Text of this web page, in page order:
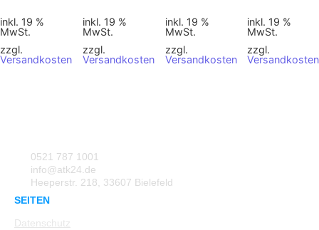
inkl. 19 %
MwSt.
zzgl.
Versandkosten
inkl. 19 %
MwSt.
zzgl.
Versandkosten
inkl. 19 %
MwSt.
zzgl.
Versandkosten
inkl. 19 %
MwSt.
zzgl.
Versandkosten
0521 787 1001
info@atk24.de
Heeperstr. 218, 33607 Bielefeld
SEITEN
Datenschutz